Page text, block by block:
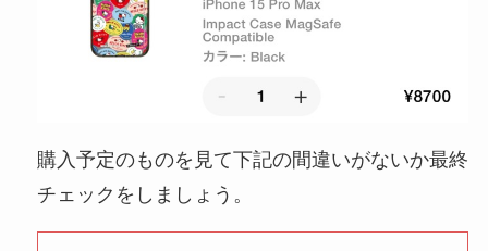
購入予定のものを見て下記の間違いがないか最終
チェックをしましょう。